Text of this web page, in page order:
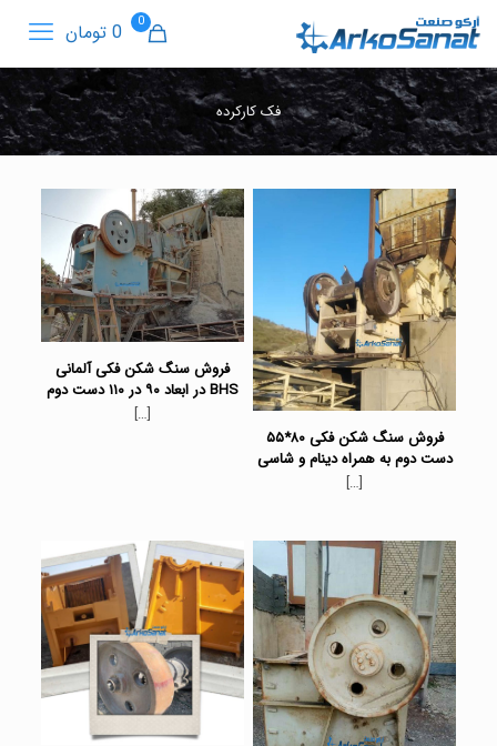
0 0 تومان
فک کارکرده
فروش سنگ شکن فکی ۸۰*۵۵
دست دوم به همراه دینام و شاسی
[…]
فروش سنگ شکن فکی آلمانی
BHS در ابعاد ۹۰ در ۱۱۰ دست دوم
[…]